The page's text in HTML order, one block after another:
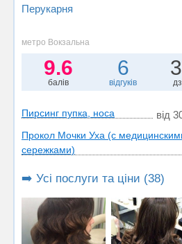
Перукарня
метро Вокзальна
9.6
балів
6
відгуків
Пирсинг пупка, носа від
Прокол Мочки Уха (с
сережками)
➡️ Усі послуги та ціни (38)